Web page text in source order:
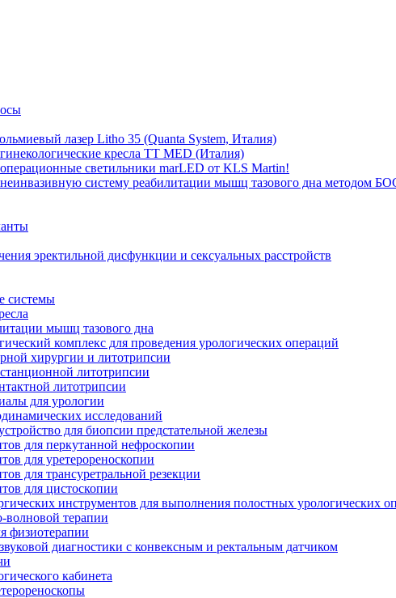
лазер Litho 35 (Quanta System, Италия)
кресла TT MED (Италия)
светильники marLED от KLS Martin!
систему реабилитации мышц тазового дна методом
эректильной дисфункции и сексуальных расстройств
системы
мышц тазового дна
комплекс для проведения урологических операций
хирургии и литотрипсии
литотрипсии
литотрипсии
для урологии
исследований
для биопсии предстательной железы
для перкутанной нефроскопии
для уретерореноскопии
для трансуретральной резекции
для цистоскопии
инструментов для выполнения полостных урологических
волновой терапии
физиотерапии
диагностики с конвексным и ректальным датчиком
кабинета